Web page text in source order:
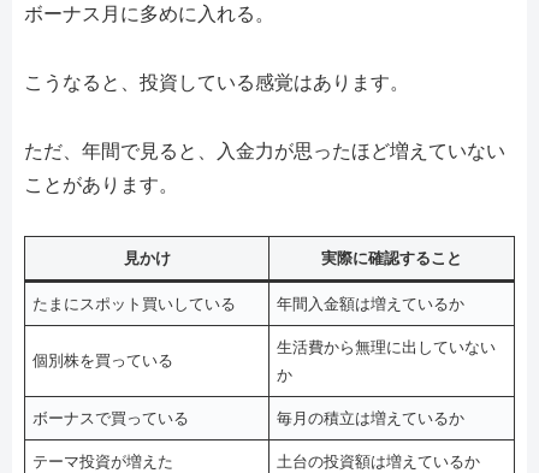
ボーナス月に多めに入れる。
こうなると、投資している感覚はあります。
ただ、年間で見ると、入金力が思ったほど増えていない
ことがあります。
見かけ 実際に確認すること
たまにスポット買いしている 年間入金額は増えているか
個別株を買っている
生活費から無理に出していない
か
ボーナスで買っている 毎月の積立は増えているか
テーマ投資が増えた 土台の投資額は増えているか